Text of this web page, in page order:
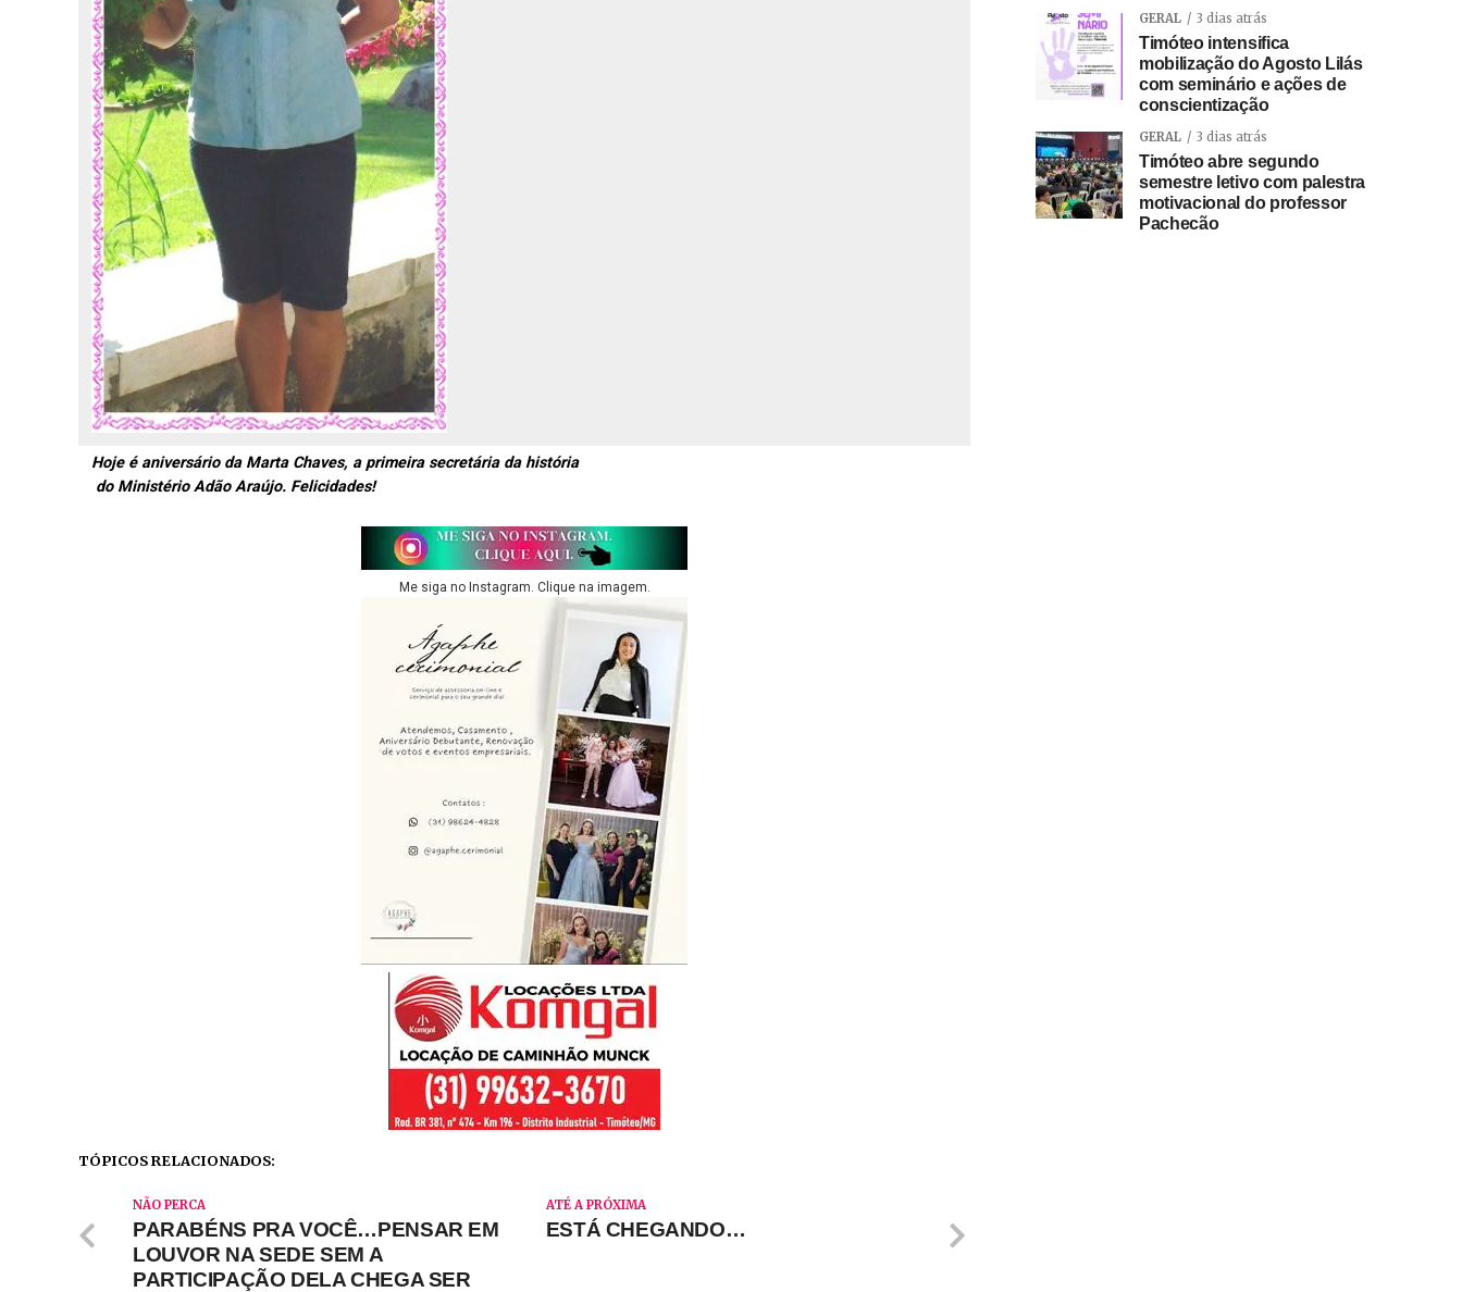
Hoje é aniversário da Marta Chaves, a primeira secretária da história
do Ministério Adão Araújo. Felicidades!
Me siga no Instagram. Clique na imagem.
TÓPICOS RELACIONADOS:
ATÉ A PRÓXIMA
ESTÁ CHEGANDO…
NÃO PERCA
PARABÉNS PRA VOCÊ…PENSAR EM
LOUVOR NA SEDE SEM A
PARTICIPAÇÃO DELA CHEGA SER
GERAL 3 dias atrás
Timóteo intensifica
mobilização do Agosto Lilás
com seminário e ações de
conscientização
GERAL 3 dias atrás
Timóteo abre segundo
semestre letivo com palestra
motivacional do professor
Pachecão